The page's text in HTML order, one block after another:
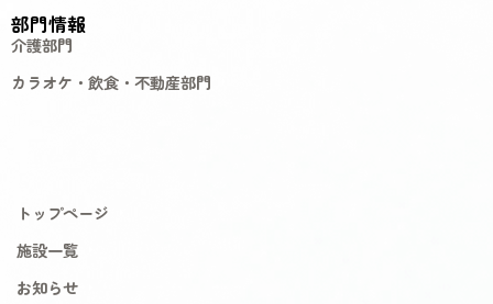
部門情報
介護部門
カラオケ・飲食・不動産部門
トップページ
施設一覧
お知らせ